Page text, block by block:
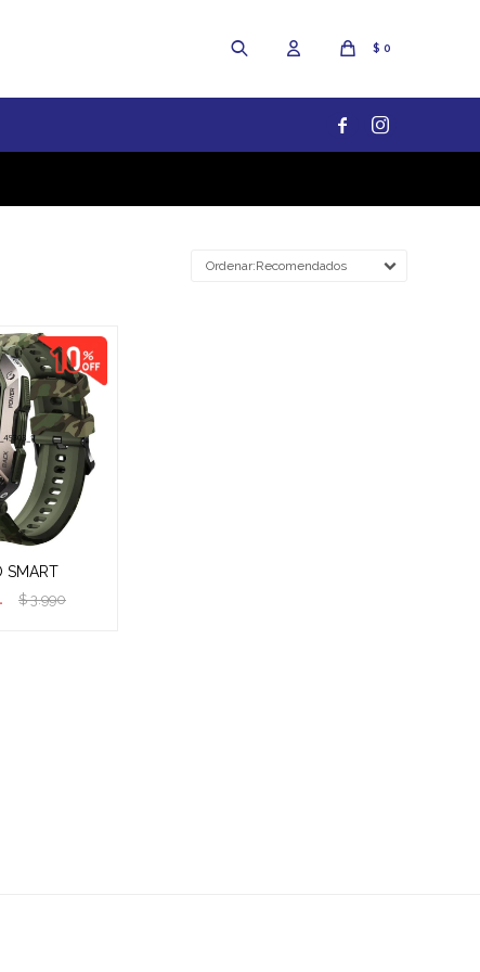
$ 0
 
Recomendados
SMART
$ 3.990